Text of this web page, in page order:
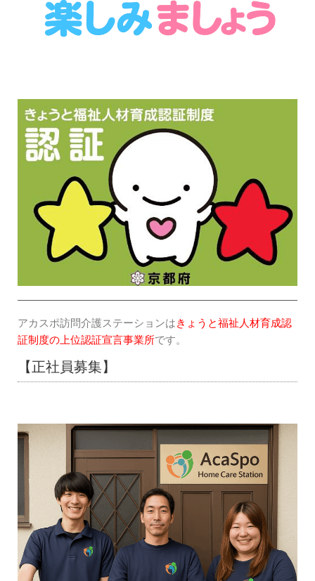
アカスポ訪問介護ステーションはきょうと福祉人材育成認
証制度の上位認証宣言事業所です。
【正社員募集】